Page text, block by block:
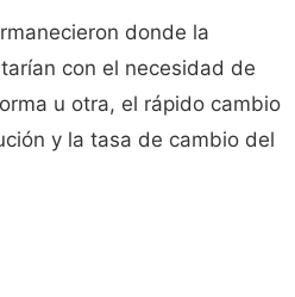
donde la
con el necesidad de
u otra, el rápido cambio
y la tasa de cambio del